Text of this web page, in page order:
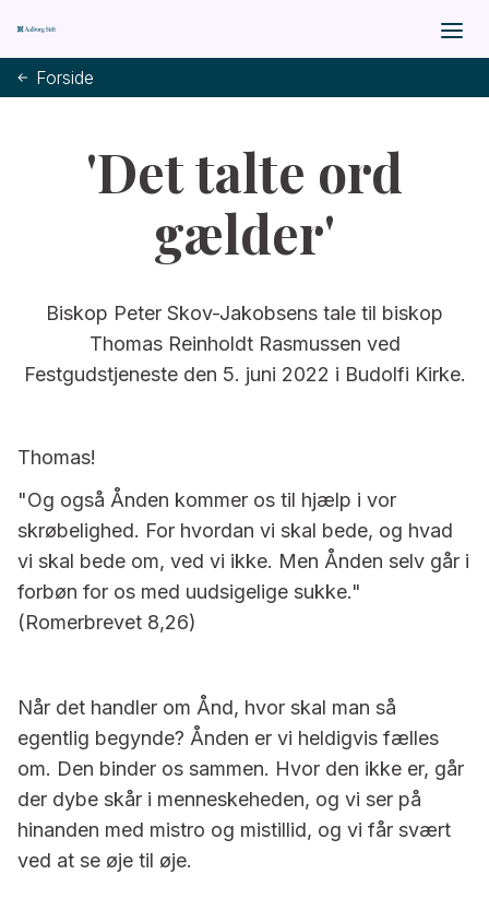
Forside
'Det talte ord
gælder'
Biskop Peter Skov-Jakobsens tale til biskop
Thomas Reinholdt Rasmussen ved
Festgudstjeneste den 5. juni 2022 i Budolfi Kirke.
Thomas!
"Og også Ånden kommer os til hjælp i vor
skrøbelighed. For hvordan vi skal bede, og hvad
vi skal bede om, ved vi ikke. Men Ånden selv går i
forbøn for os med uudsigelige sukke."
(Romerbrevet 8,26)
Når det handler om Ånd, hvor skal man så
egentlig begynde? Ånden er vi heldigvis fælles
om. Den binder os sammen. Hvor den ikke er, går
der dybe skår i menneskeheden, og vi ser på
hinanden med mistro og mistillid, og vi får svært
ved at se øje til øje.